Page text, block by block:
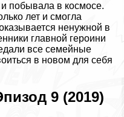
побывала в космосе.
лет и смогла
ненужной в
главной героини
все семейные
в новом для себя
9 (2019)